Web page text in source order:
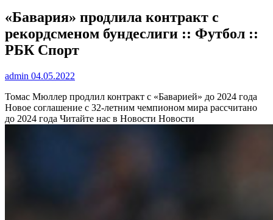
«Бавария» продлила контракт с
рекордсменом бундеслиги :: Футбол ::
РБК Спорт
admin 04.05.2022
Томас Мюллер продлил контракт с «Баварией» до 2024 года
Новое соглашение с 32-летним чемпионом мира рассчитано
до 2024 года Читайте нас в Новости Новости